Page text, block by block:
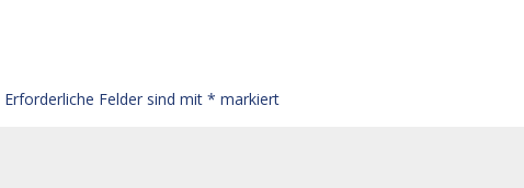
Erforderliche Felder sind mit* markiert